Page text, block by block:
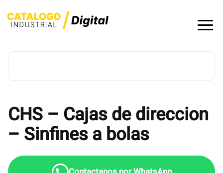
to
CHS – Cajas de direccion
– Sinfines a bolas